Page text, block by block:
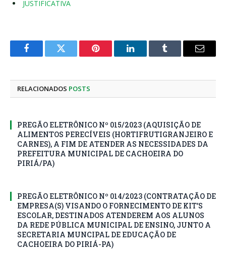
JUSTIFICATIVA
FacebookTwitter Pinterest LinkedInTumblr
E-
RELACIONADOS POSTS
PREGÃO ELETRÔNICO Nº 015/2023 (AQUISIÇÃO DE
ALIMENTOS PERECÍVEIS (HORTIFRUTIGRANJEIRO E
CARNES), A FIM DE ATENDER AS NECESSIDADES DA
PREFEITURA MUNICIPAL DE CACHOEIRA DO
PIRIÁ/PA)
PREGÃO ELETRÔNICO Nº 014/2023 (CONTRATAÇÃO DE
EMPRESA(S) VISANDO O FORNECIMENTO DE KIT’S
ESCOLAR, DESTINADOS ATENDEREM AOS ALUNOS
DA REDE PÚBLICA MUNICIPAL DE ENSINO, JUNTO A
SECRETARIA MUNCIPAL DE EDUCAÇÃO DE
CACHOEIRA DO PIRIÁ-PA)